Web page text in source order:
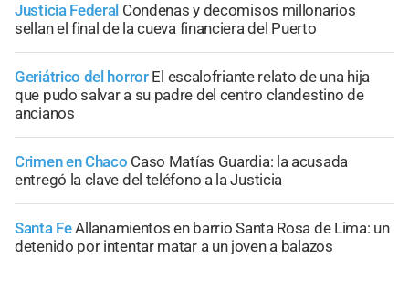
Justicia Federal Condenas y decomisos millonarios
sellan el final de la cueva financiera del Puerto
Geriátrico del horror El escalofriante relato de una hija
que pudo salvar a su padre del centro clandestino de
ancianos
Crimen en Chaco Caso Matías Guardia: la acusada
entregó la clave del teléfono a la Justicia
Santa FeAllanamientos en barrio Santa Rosa de Lima: un
detenido por intentar matar a un joven a balazos